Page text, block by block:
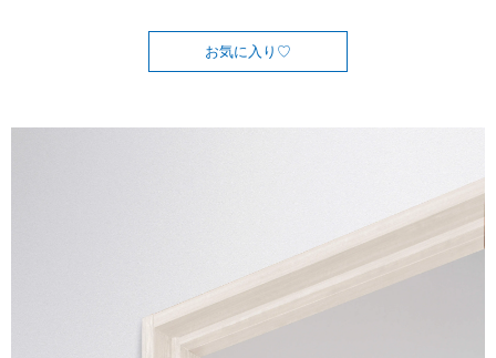
お気に入り